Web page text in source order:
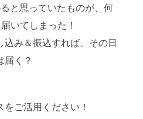
と思っていたものが、何
いてしまった！
込み＆振込すれば、その日
届く？
ご活用ください！